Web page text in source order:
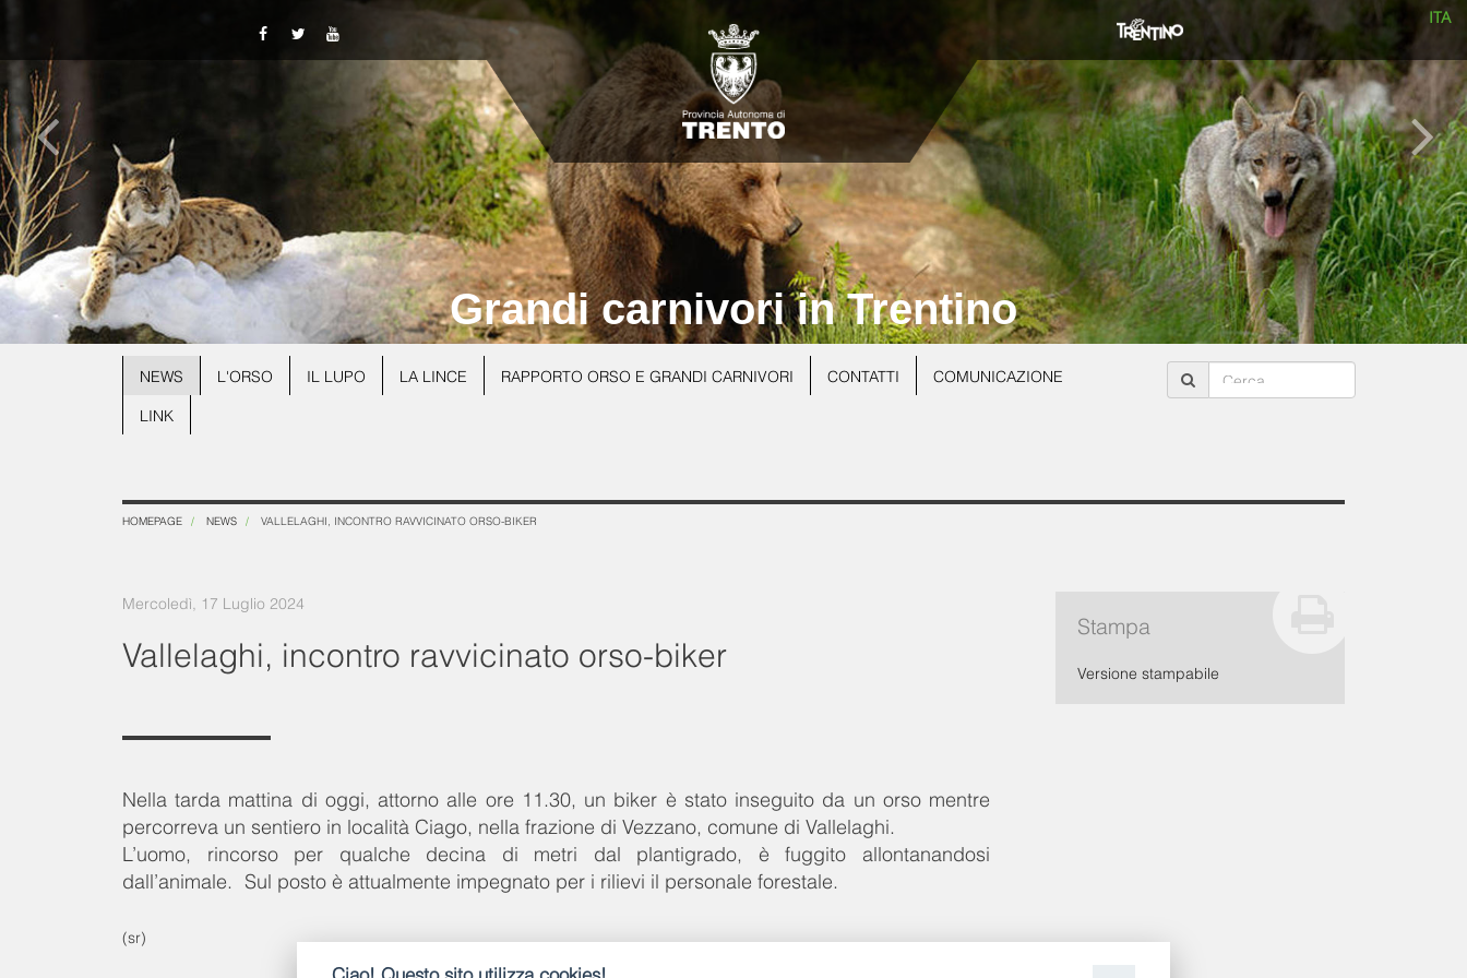
ITA
Grandi carnivori in Trentino
NEWS L'ORSO IL LUPO LA LINCE RAPPORTO ORSO E GRANDI CARNIVORI CONTATTI COMUNICAZIONE
LINK
HOMEPAGE NEWS VALLELAGHI, INCONTRO RAVVICINATO ORSO-BIKER
Mercoledì, 17 Luglio 2024
Vallelaghi, incontro ravvicinato orso-biker
Nella tarda mattina di oggi, attorno alle ore 11.30, un biker è stato inseguito da un orso mentre
percorreva un sentiero in località Ciago, nella frazione di Vezzano, comune di Vallelaghi.
L’uomo, rincorso per qualche decina di metri dal plantigrado, è fuggito allontanandosi
dall’animale. Sul posto è attualmente impegnato per i rilievi il personale forestale.
(sr)
Stampa
Versione stampabile
Ciao! Questo sito utilizza cookies!